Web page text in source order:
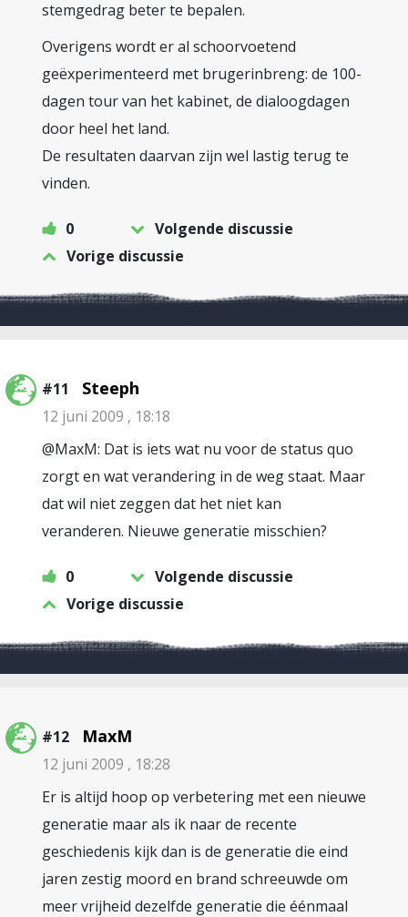
stemgedrag beter te bepalen.
Overigens wordt er al schoorvoetend
geëxperimenteerd met brugerinbreng: de 100-
dagen tour van het kabinet, de dialoogdagen
door heel het land.
De resultaten daarvan zijn wel lastig terug te
vinden.
0
Volgende discussie
Vorige discussie
#11 Steeph
12 juni 2009 , 18:18
@MaxM: Dat is iets wat nu voor de status quo
zorgt en wat verandering in de weg staat. Maar
dat wil niet zeggen dat het niet kan
veranderen. Nieuwe generatie misschien?
0
Volgende discussie
Vorige discussie
#12 MaxM
12 juni 2009 , 18:28
Er is altijd hoop op verbetering met een nieuwe
generatie maar als ik naar de recente
geschiedenis kijk dan is de generatie die eind
jaren zestig moord en brand schreeuwde om
meer vrijheid dezelfde generatie die éénmaal